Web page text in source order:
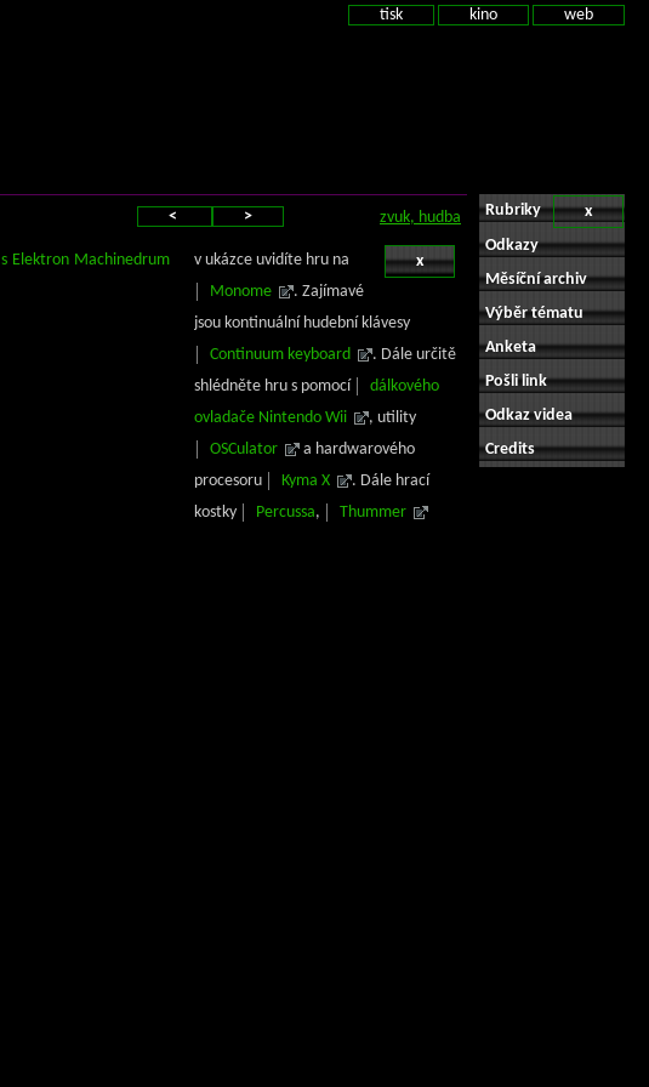
tisk kino web
zvuk, hudba
< >
s Elektron Machinedrum
x
v ukázce uvidíte hru na
Monome
. Zajímavé
jsou kontinuální hudební klávesy
Continuum keyboard
. Dále určitě
shlédněte hru s pomocí
dálkového
ovladače Nintendo Wii
, utility
OSCulator
a hardwarového
procesoru
Kyma X
. Dále hrací
kostky
Percussa, Thummer
x
Rubriky
Odkazy
Měsíční archiv
Výběr tématu
Anketa
Pošli link
Odkaz videa
Credits